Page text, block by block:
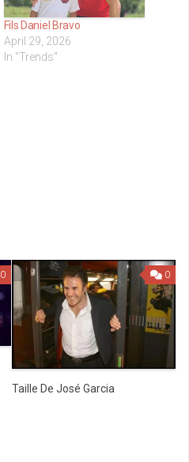
Fils Daniel Bravo
April 29, 2026
In "Trends"
0 0
Taille De José Garcia